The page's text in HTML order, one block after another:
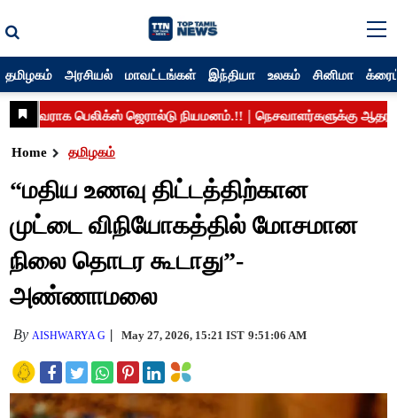
தமிழகம் அரசியல் மாவட்டங்கள் இந்தியா உலகம் சினிமா
Home தமிழகம்
“மதிய உணவு திட்டத்திற்கான
முட்டை விநியோகத்தில் மோசமான
நிலை தொடர கூடாது”-
அண்ணாமலை
By AISHWARYA G May 27, 2026, 15:21 IST 9:51:06 AM